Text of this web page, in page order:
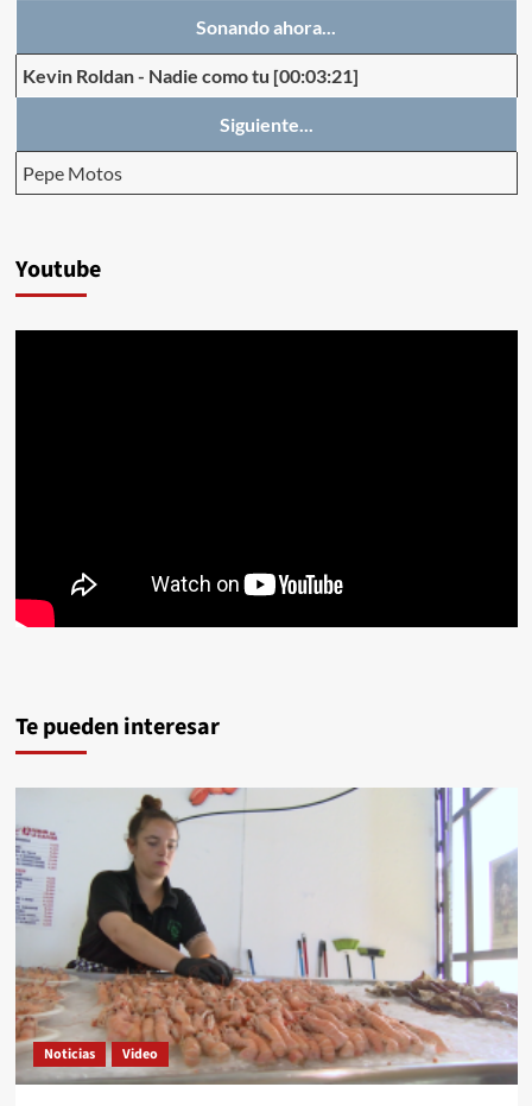
Sonando ahora...
Kevin Roldan- Nadie como tu [00:03:21]
Siguiente...
Pepe Motos
Youtube
Te pueden interesar
Noticias Video